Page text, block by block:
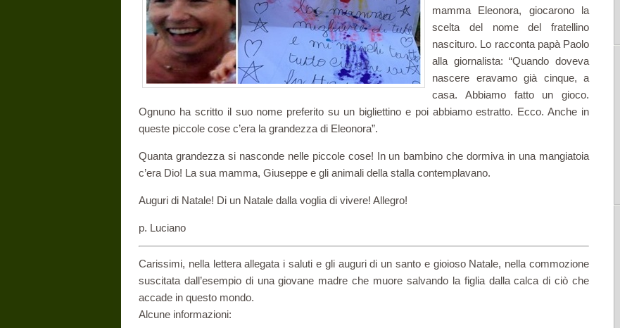
mamma Eleonora, giocarono la
scelta del nome del fratellino
nascituro. Lo racconta papà Paolo
alla giornalista: “Quando doveva
nascere eravamo già cinque, a
casa. Abbiamo fatto un gioco.
Ognuno ha scritto il suo nome preferito su un bigliettino e poi abbiamo estratto. Ecco. Anche in
queste piccole cose c’era la grandezza di Eleonora”.
Quanta grandezza si nasconde nelle piccole cose! In un bambino che dormiva in una mangiatoia
c’era Dio! La sua mamma, Giuseppe e gli animali della stalla contemplavano.
Auguri di Natale! Di un Natale dalla voglia di vivere! Allegro!
p. Luciano
Carissimi, nella lettera allegata i saluti e gli auguri di un santo e gioioso Natale, nella commozione
suscitata dall’esempio di una giovane madre che muore salvando la figlia dalla calca di ciò che
accade in questo mondo.
Alcune informazioni: